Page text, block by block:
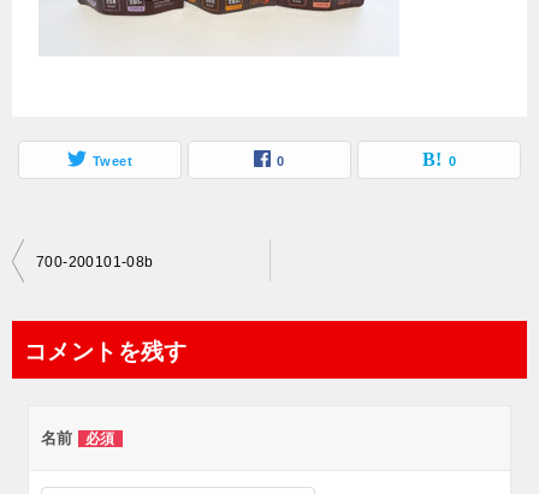
Tweet 0 0
投
ビ
700-200101-08b
コメントを残す
名前 必須